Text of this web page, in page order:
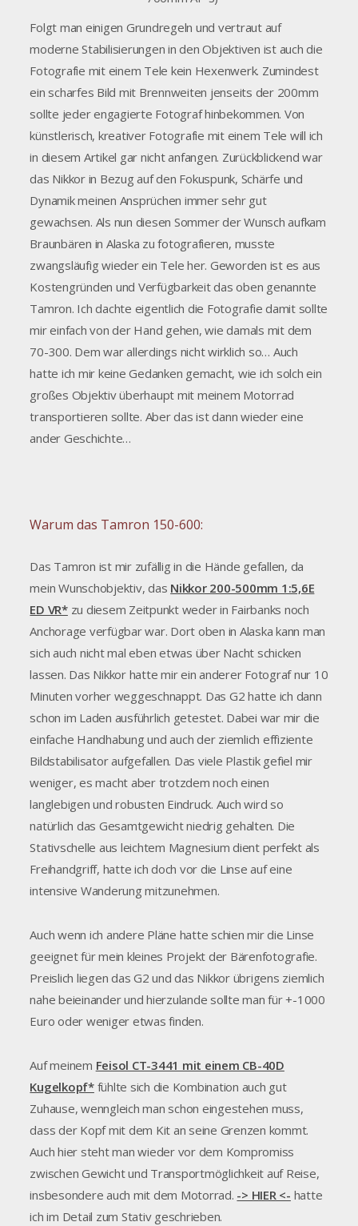
Folgt man einigen Grundregeln und vertraut auf
moderne Stabilisierungen in den Objektiven ist auch die
Fotografie mit einem Tele kein Hexenwerk. Zumindest
ein scharfes Bild mit Brennweiten jenseits der 200mm
sollte jeder engagierte Fotograf hinbekommen. Von
künstlerisch, kreativer Fotografie mit einem Tele will ich
in diesem Artikel gar nicht anfangen. Zurückblickend war
das Nikkor in Bezug auf den Fokuspunk, Schärfe und
Dynamik meinen Ansprüchen immer sehr gut
gewachsen. Als nun diesen Sommer der Wunsch aufkam
Braunbären in Alaska zu fotografieren, musste
zwangsläufig wieder ein Tele her. Geworden ist es aus
Kostengründen und Verfügbarkeit das oben genannte
Tamron. Ich dachte eigentlich die Fotografie damit sollte
mir einfach von der Hand gehen, wie damals mit dem
70-300. Dem war allerdings nicht wirklich so… Auch
hatte ich mir keine Gedanken gemacht, wie ich solch ein
großes Objektiv überhaupt mit meinem Motorrad
transportieren sollte. Aber das ist dann wieder eine
ander Geschichte…
Warum das Tamron 150-600:
Das Tamron ist mir zufällig in die Hände gefallen, da
mein Wunschobjektiv, das Nikkor 200-500mm 1:5,6E
ED VR*zu diesem Zeitpunkt weder in Fairbanks noch
Anchorage verfügbar war. Dort oben in Alaska kann man
sich auch nicht mal eben etwas über Nacht schicken
lassen. Das Nikkor hatte mir ein anderer Fotograf nur 10
Minuten vorher weggeschnappt. Das G2 hatte ich dann
schon im Laden ausführlich getestet. Dabei war mir die
einfache Handhabung und auch der ziemlich effiziente
Bildstabilisator aufgefallen. Das viele Plastik gefiel mir
weniger, es macht aber trotzdem noch einen
langlebigen und robusten Eindruck. Auch wird so
natürlich das Gesamtgewicht niedrig gehalten. Die
Stativschelle aus leichtem Magnesium dient perfekt als
Freihandgriff, hatte ich doch vor die Linse auf eine
intensive Wanderung mitzunehmen.
Auch wenn ich andere Pläne hatte schien mir die Linse
geeignet für mein kleines Projekt der Bärenfotografie.
Preislich liegen das G2 und das Nikkor übrigens ziemlich
nahe beieinander und hierzulande sollte man für +-1000
Euro oder weniger etwas finden.
Auf meinem Feisol CT-3441 mit einem CB-40D
Kugelkopf*fühlte sich die Kombination auch gut
Zuhause, wenngleich man schon eingestehen muss,
dass der Kopf mit dem Kit an seine Grenzen kommt.
Auch hier steht man wieder vor dem Kompromiss
zwischen Gewicht und Transportmöglichkeit auf Reise,
insbesondere auch mit dem Motorrad. -> HIER <- hatte
ich im Detail zum Stativ geschrieben.